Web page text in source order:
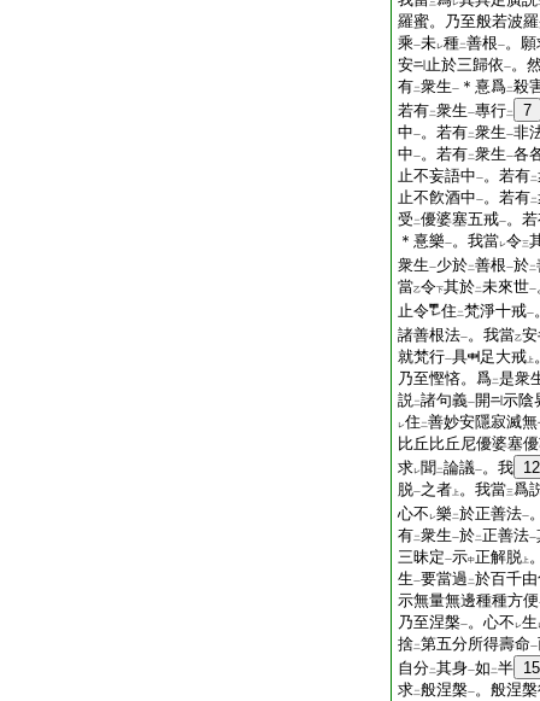
三 レ
羅蜜。乃至般若波
乘一未レ種二善根一。願
安
止於三歸依一。
有二衆生一 ＊憙爲二殺
若有二衆生一專行二
7
中一。若有二衆生一非
中一。若有二衆生一各
止不妄語中一。若有二
止不飮酒中一。若有二
受 二優婆塞五戒一。
＊憙樂一。我當レ令三
衆生一少於二善根一於二
當乙令下其於二未來世一
止令
住 二梵淨十戒一
諸善根法一。我當乙安
就梵行一具 足大戒 上
乃至慳悋。爲二是衆
説二諸句義一開 示陰
レ住 二善妙安隱寂滅
比丘比丘尼優婆塞
求レ聞 二論議一。我 12
脱一之者 上 。我當三爲
心不 レ樂二於正善法一
有二衆生一於二正善法一
三昧定一示中正解脱 上
生一要當過 二於百千
示無量無邊種種方便
乃至涅槃一。心不 レ生
捨二第五分所得壽命一
自分二其身一如 二半 15
求二般涅槃一。般涅